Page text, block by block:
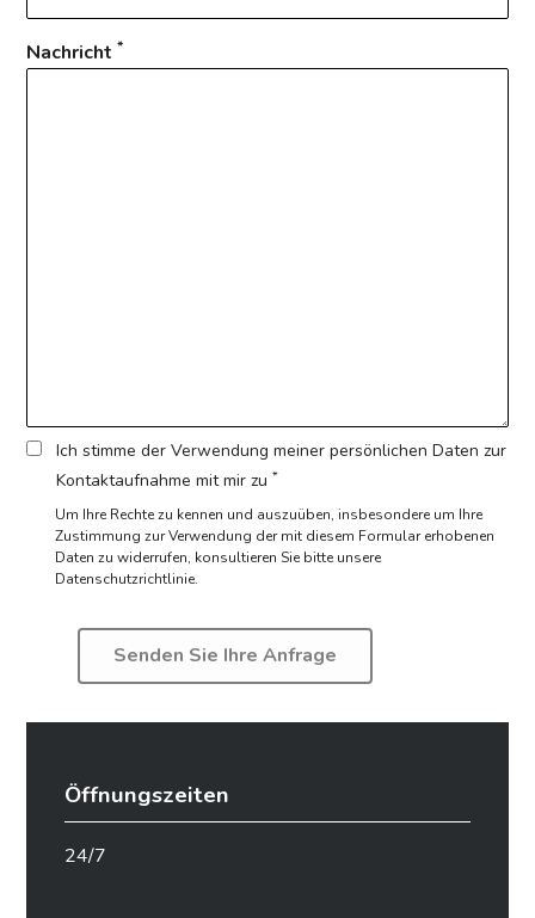
Nachricht*
Ich stimme der Verwendung meiner persönlichen Daten zur
Kontaktaufnahme mit mir zu *
Um Ihre Rechte zu kennen und auszuüben, insbesondere um Ihre
Zustimmung zur Verwendung der mit diesem Formular erhobenen
Daten zu widerrufen, konsultieren Sie bitte unsere
Datenschutzrichtlinie.
Öffnungszeiten
24/7